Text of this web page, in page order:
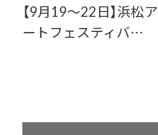
【9月19〜22日】浜松ア
ートフェスティバ…